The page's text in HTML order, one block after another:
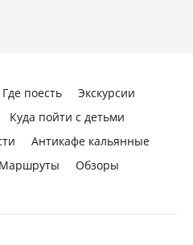
Где поесть
Экскурсии
Куда пойти с детьми
Антикафе кальянные
Маршруты Обзоры